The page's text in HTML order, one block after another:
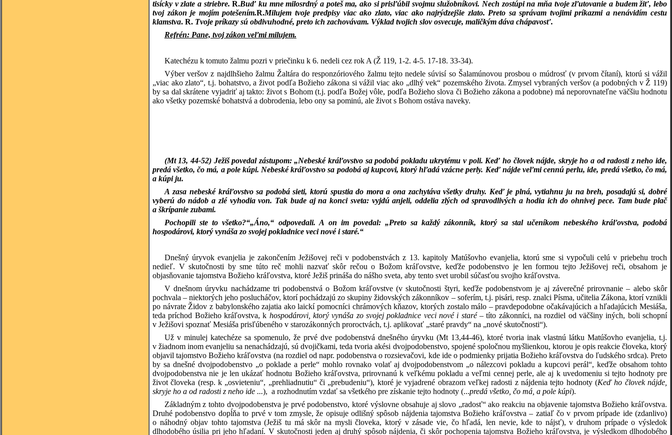
tisícky v zlate a striebre. R.Buď ku mne milosrdný a poteš ma, ako si prisľúbil svojmu služobníkovi. Nech zostúpi na mňa tvoje zľutovanie a budem žiť, lebo
tvoj zákon je mojím potešením.R.Milujem tvoje predpisy viac ako zlato, viac ako najrýdzejšie zlato. Preto sa správam tvojimi príkazmi a nenávidím cestu
klamstva. R. Tvoje príkazy sú obdivuhodné, preto ich zachovávam. Výklad tvojich slov osvecuje, maličkým dáva chápavosť.
Refrén:Pane, tvoj zákon veľmi milujem.
Katechézu k tomuto žalmu pozri v priečinku k 6. nedeli cez rok A (Ž 119, 1-2. 4-5. 17-18. 33-34).
Výber veršov z najdlhšieho žalmu Žaltára do responzóriového žalmu tejto nedele súvisí so Šalamúnovou prosbou o múdrosť (v prvom čítaní), ktorú si vážil
„viac ako zlato“, t.j. bohatstvo, a život podľa Božieho zákona si vážil viac ako „dlhý vek“ pozemského života. Zmysel vybraných veršov (a podobných v Ž 119)
by sa dal skrátene vyjadriť aj takto: život s Bohom (t.j. podľa Božej vôle, podľa Božieho slova či Božieho zákona a podobne) má neporovnateľne väčšiu hodnotu
ako všetky pozemské bohatstvá a dobrodenia, lebo ony sa pominú, ale život s Bohom ostáva naveky.
(Mt 13, 44-52) Ježiš povedal zástupom: „Nebeské kráľovstvo sa podobá pokladu ukrytému v poli. Keď ho človek nájde, skryje ho a od radosti z neho ide,
predá všetko, čo má, a pole kúpi. Nebeské kráľovstvo sa podobá aj kupcovi, ktorý hľadá vzácne perly. Keď nájde veľmi cennú perlu, ide, predá všetko, čo má,
a kúpi ju.
A zasa nebeské kráľovstvo sa podobá sieti, ktorú spustia do mora a ona zachytáva všetky druhy. Keď je plná, vytiahnu ju na breh, posadajú si, dobré
vyberú do nádob a zlé vyhodia von. Tak bude aj na konci sveta: vyjdú anjeli, oddelia zlých od spravodlivých a hodia ich do ohnivej pece. Tam bude plač
a škrípanie zubami.
Pochopili ste to všetko?“„Áno,“ odpovedali. A on im povedal: „Preto sa každý zákonník, ktorý sa stal učeníkom nebeského kráľovstva, podobá
hospodárovi, ktorý vynáša zo svojej pokladnice veci nové i staré.“
Dnešný úryvok evanjelia je zakončením Ježišovej reči v podobenstvách z 13. kapitoly Matúšovho evanjelia, ktorú sme si vypočuli celú v priebehu troch
nedieľ. V skutočnosti by sme túto reč mohli nazvať skôr rečou o Božom kráľovstve, keďže podobenstvo je len formou tejto Ježišovej reči, obsahom je
objasňovanie tajomstva Božieho kráľovstva, ktoré Ježiš prináša do nášho sveta, aby tento svet urobil súčasťou svojho kráľovstva.
V dnešnom úryvku nachádzame tri podobenstvá o Božom kráľovstve (v skutočnosti štyri, keďže podobenstvom je aj záverečné prirovnanie – alebo skôr
pochvala – niektorých jeho poslucháčov, ktorí pochádzajú zo skupiny židovských zákonníkov – soferím, t.j. pisári, resp. znalci Písma, učitelia Zákona, ktorí vznikli
po návrate Židov z babylonského zajatia ako laickí pomocníci chrámových kňazov, ktorých zostalo málo – pravdepodobne očakávajúcich a hľadajúcich Mesiáša,
teda príchod Božieho kráľovstva, k hospodárovi, ktorý vynáša zo svojej pokladnice veci nové i staré– títo zákonníci, na rozdiel od väčšiny iných, boli schopní
v Ježišovi spoznať Mesiáša prisľúbeného v starozákonných proroctvách, t.j. aplikovať „staré pravdy“ na „nové skutočnosti“).
Už v minulej katechéze sa spomenulo, že prvé dve podobenstvá dnešného úryvku (Mt 13,44-46), ktoré tvoria inak vlastnú látku Matúšovho evanjelia, t.j.
v žiadnom inom evanjeliu sa nenachádzajú, sú dvojičkami, teda tvoria akési dvojpodobenstvo, spojené spoločnou myšlienkou, ktorou je opis reakcie človeka, ktorý
objavil tajomstvo Božieho kráľovstva (na rozdiel od napr. podobenstva o rozsievačovi, kde ide o podmienky prijatia Božieho kráľovstva do ľudského srdca). Preto
by sa dnešné dvojpodobenstvo „o poklade a perle“ mohlo rovnako volať aj dvojpodobenstvom „o nálezcovi pokladu a kupcovi perál“, keďže obsahom tohto
dvojpodobenstva nie je len ukázať hodnotu Božieho kráľovstva, prirovnanú k veľkému pokladu a veľmi cennej perle, ale aj k uvedomeniu si tejto hodnoty pre
život človeka (resp. k „osvieteniu“, „prehliadnutiu“ či „prebudeniu“), ktoré je vyjadrené obrazom veľkej radosti z nájdenia tejto hodnoty (Keď ho človek nájde,
skryje ho a od radosti z neho ide ...), a rozhodnutím vzdať sa všetkého pre získanie tejto hodnoty (...predá všetko, čo má, a pole kúpi).
Základným z tohto dvojpodobenstva je prvé podobenstvo, ktoré výslovne obsahuje aj slovo „radosť“ ako reakciu na objavenie tajomstva Božieho kráľovstva.
Druhé podobenstvo dopĺňa to prvé v tom zmysle, že opisuje odlišný spôsob nájdenia tajomstva Božieho kráľovstva – zatiaľ čo v prvom prípade ide (zdanlivo)
o náhodný objav tohto tajomstva (Ježiš tu má skôr na mysli človeka, ktorý v zásade vie, čo hľadá, len nevie, kde to nájsť), v druhom prípade o výsledok
dlhodobého úsilia pri jeho hľadaní. V skutočnosti jeden aj druhý spôsob nájdenia, či skôr pochopenia tajomstva Božieho kráľovstva, je výsledkom dlhodobého